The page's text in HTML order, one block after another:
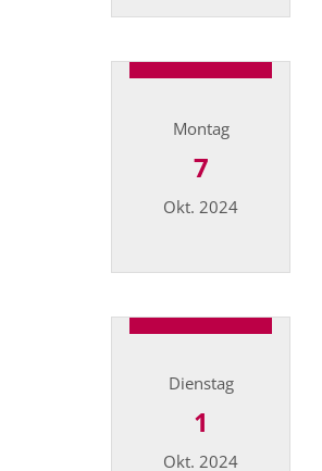
Montag
7
Okt. 2024
Dienstag
1
Okt. 2024